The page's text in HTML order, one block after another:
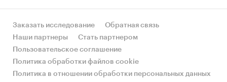
отраслевые издания
законодательные акты, таможенное и
тарифное регулирование
2021-2025 гг, прогноз на 2026-2030 гг
Заказать исследование
Обратная связь
Наши партнеры
Стать партнером
Пользовательское соглашение
Политика обработки файлов cookie
Политика в отношении обработки персональных данных